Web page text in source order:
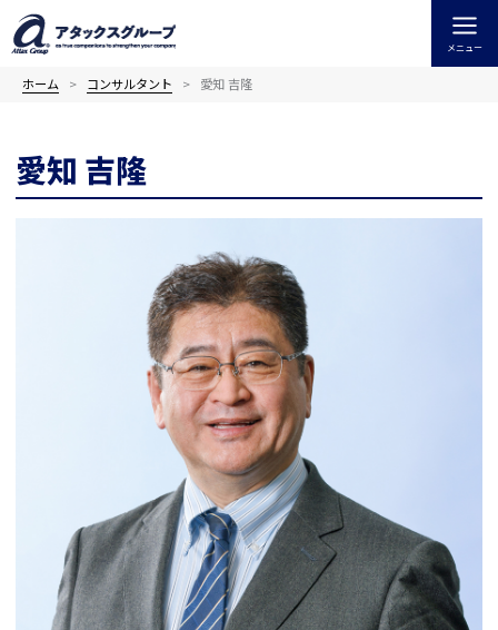
容
を
メニュー
ホーム コンサルタント 愛知 吉隆
愛知 吉隆